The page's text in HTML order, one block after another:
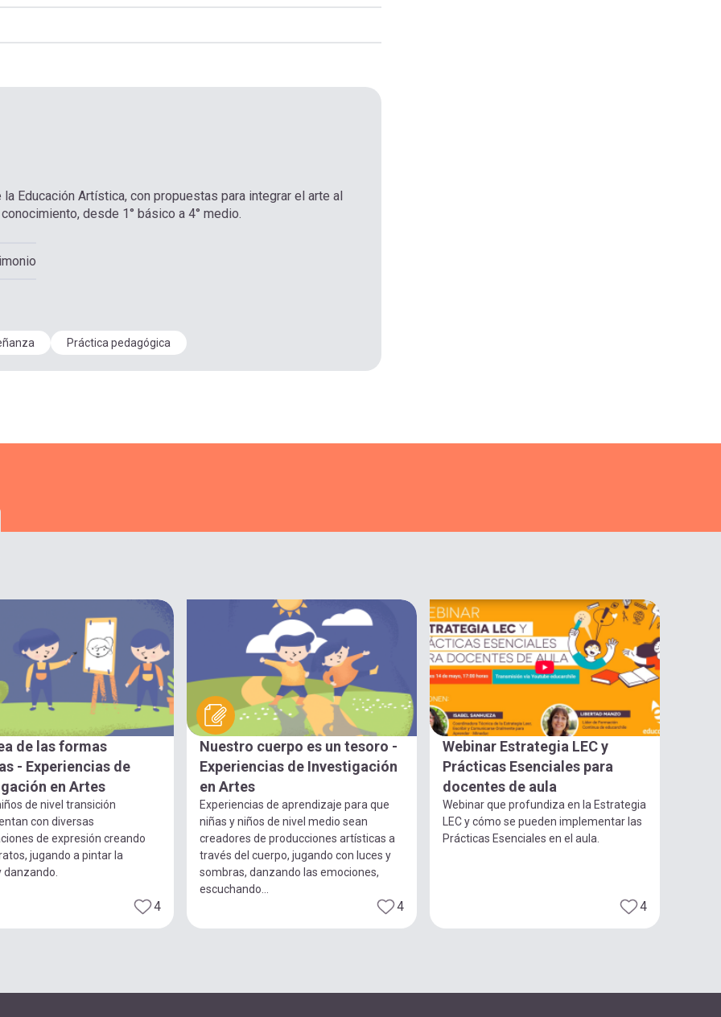
Educación Artística, con propuestas para integrar el arte al
desde 1° básico a 4° medio.
Práctica pedagógica
de las formas
- Experiencias de
en Artes
de nivel transición
con diversas
de expresión creando
jugando a pintar la
danzando.
4
Nuestro cuerpo es un tesoro -
Experiencias de Investigación
en Artes
Experiencias de aprendizaje para que
niñas y niños de nivel medio sean
creadores de producciones artísticas a
través del cuerpo, jugando con luces y
sombras, danzando las emociones,
escuchando...
4
Webinar Estrategia LEC y
Prácticas Esenciales para
docentes de aula
Webinar que profundiza en la Estrategia
LEC y cómo se pueden implementar las
Prácticas Esenciales en el aula.
4